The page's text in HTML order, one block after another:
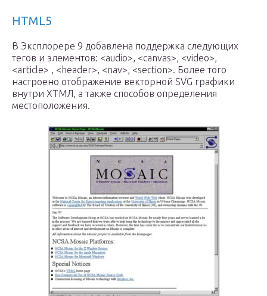
HTML5
В Эксплорере 9 добавлена поддержка следующих
тегов и элементов: <audio>, <canvas>, <video>,
<article> , <header>, <nav>, <section>. Более того
настроено отображение векторной SVG графики
внутри ХТМЛ, а также способов определения
местоположения.